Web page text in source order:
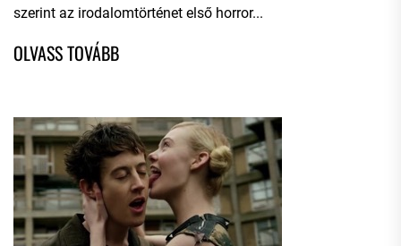
szerint az irodalomtörténet első horror...